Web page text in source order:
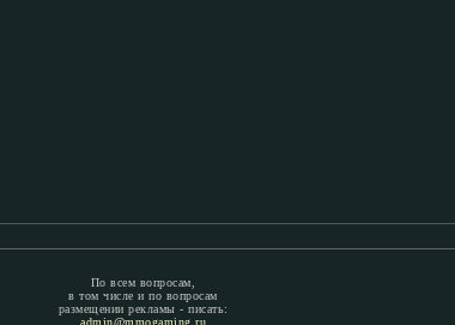
По всем вопросам,
в том числе и по вопросам
размещении рекламы - писать:
admin@mmogaming.ru